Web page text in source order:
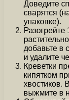
Доведите
сварятся
упаковке).
добавьте в
и удалите
Креветки
кипятком
хвостиков.
выжмите в